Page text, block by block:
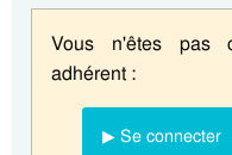
Vous n'êtes pas
adhérent :
▶ Se connecter